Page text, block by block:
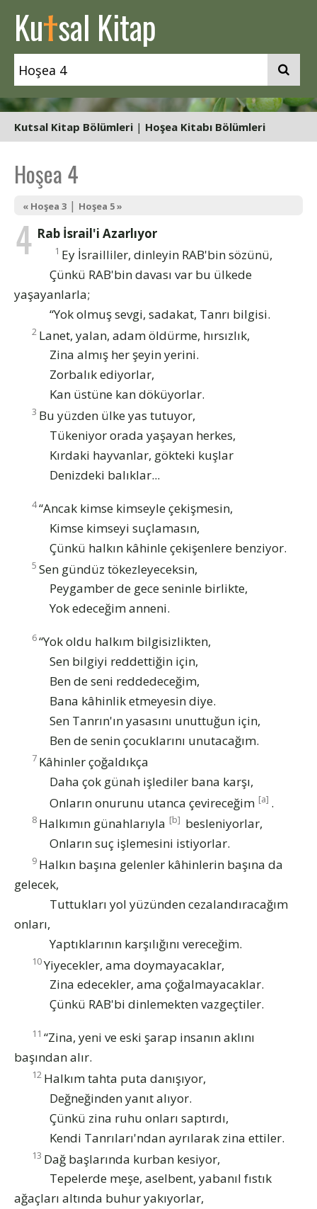
Kutsal Kitap
Kutsal Kitap Bölümleri | Hoşea Kitabı Bölümleri
Hoşea 4
« Hoşea 3 | Hoşea 5 »
4 Rab İsrail'i Azarlıyor
1 Ey İsrailliler, dinleyin RAB'bin sözünü,
Çünkü RAB'bin davası var bu ülkede
yaşayanlarla;
“Yok olmuş sevgi, sadakat, Tanrı bilgisi.
2 Lanet, yalan, adam öldürme, hırsızlık,
Zina almış her şeyin yerini.
Zorbalık ediyorlar,
Kan üstüne kan döküyorlar.
3 Bu yüzden ülke yas tutuyor,
Tükeniyor orada yaşayan herkes,
Kırdaki hayvanlar, gökteki kuşlar
Denizdeki balıklar...
4“Ancak kimse kimseyle çekişmesin,
Kimse kimseyi suçlamasın,
Çünkü halkın kâhinle çekişenlere benziyor.
5 Sen gündüz tökezleyeceksin,
Peygamber de gece seninle birlikte,
Yok edeceğim anneni.
6“Yok oldu halkım bilgisizlikten,
Sen bilgiyi reddettiğin için,
Ben de seni reddedeceğim,
Bana kâhinlik etmeyesin diye.
Sen Tanrın'ın yasasını unuttuğun için,
Ben de senin çocuklarını unutacağım.
7 Kâhinler çoğaldıkça
Daha çok günah işlediler bana karşı,
Onların onurunu utanca çevireceğim [a] .
8 Halkımın günahlarıyla [b] besleniyorlar,
Onların suç işlemesini istiyorlar.
9 Halkın başına gelenler kâhinlerin başına da
gelecek,
Tuttukları yol yüzünden cezalandıracağım
onları,
Yaptıklarının karşılığını vereceğim.
10Yiyecekler, ama doymayacaklar,
Zina edecekler, ama çoğalmayacaklar.
Çünkü RAB'bi dinlemekten vazgeçtiler.
11 “Zina, yeni ve eski şarap insanın aklını
başından alır.
12 Halkım tahta puta danışıyor,
Değneğinden yanıt alıyor.
Çünkü zina ruhu onları saptırdı,
Kendi Tanrıları'ndan ayrılarak zina ettiler.
13 Dağ başlarında kurban kesiyor,
Tepelerde meşe, aselbent, yabanıl fıstık
ağaçları altında buhur yakıyorlar,